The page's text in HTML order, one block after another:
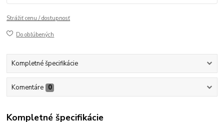
Strážiť cenu / dostupnosť
Do obľúbených
Kompletné špecifikácie
Komentáre 0
Kompletné špecifikácie